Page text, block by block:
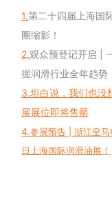
1.第二十四届上海国
圈缩影！
2.观众预登记开启 |
握润滑行业全年趋势
3.坦白说，我们也
展展位即将售罄
4.参展预告 | 浙江皇
日上海国际润滑油展！